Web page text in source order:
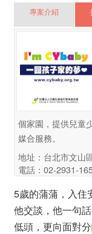
專案介紹
個家園，提供兒童
媒合服務。
地址：台北市文山
電話：02-2931-
5歲的蒲蒲，入住
他交談，他一句
低頭，更向面對